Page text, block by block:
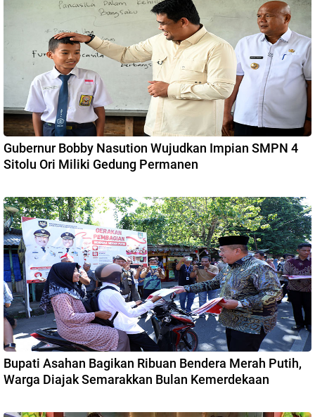
Gubernur Bobby Nasution Wujudkan Impian SMPN 4
Sitolu Ori Miliki Gedung Permanen
Bupati Asahan Bagikan Ribuan Bendera Merah Putih,
Warga Diajak Semarakkan Bulan Kemerdekaan